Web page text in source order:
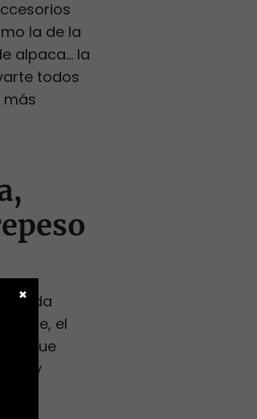
la de la
alpaca… la
todos
más
duda
el
a que
y
✖